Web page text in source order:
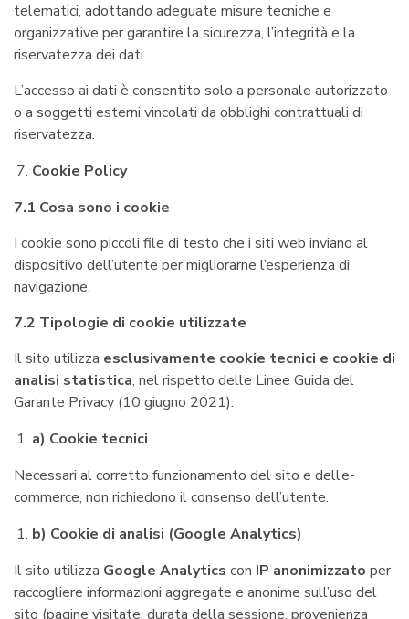
telematici, adottando adeguate misure tecniche e
organizzative per garantire la sicurezza, l’integrità e la
riservatezza dei dati.
L’accesso ai dati è consentito solo a personale autorizzato
o a soggetti esterni vincolati da obblighi contrattuali di
riservatezza.
Cookie Policy
7.1 Cosa sono i cookie
I cookie sono piccoli file di testo che i siti web inviano al
dispositivo dell’utente per migliorarne l’esperienza di
navigazione.
7.2 Tipologie di cookie utilizzate
Il sito utilizza esclusivamente cookie tecnici e cookie di
analisi statistica, nel rispetto delle Linee Guida del
Garante Privacy (10 giugno 2021).
a) Cookie tecnici
Necessari al corretto funzionamento del sito e dell’e-
commerce, non richiedono il consenso dell’utente.
b) Cookie di analisi (Google Analytics)
Il sito utilizza Google Analytics con IP anonimizzato per
raccogliere informazioni aggregate e anonime sull’uso del
sito (pagine visitate, durata della sessione, provenienza